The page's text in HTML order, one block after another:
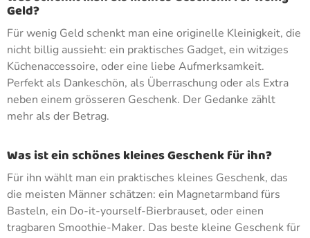
Geld?
Für wenig Geld schenkt man eine originelle Kleinigkeit, die
nicht billig aussieht: ein praktisches Gadget, ein witziges
Küchenaccessoire, oder eine liebe Aufmerksamkeit.
Perfekt als Dankeschön, als Überraschung oder als Extra
neben einem grösseren Geschenk. Der Gedanke zählt
mehr als der Betrag.
Was ist ein schönes kleines Geschenk für ihn?
Für ihn wählt man ein praktisches kleines Geschenk, das
die meisten Männer schätzen: ein Magnetarmband fürs
Basteln, ein Do-it-yourself-Bierbrauset, oder einen
tragbaren Smoothie-Maker. Das beste kleine Geschenk für